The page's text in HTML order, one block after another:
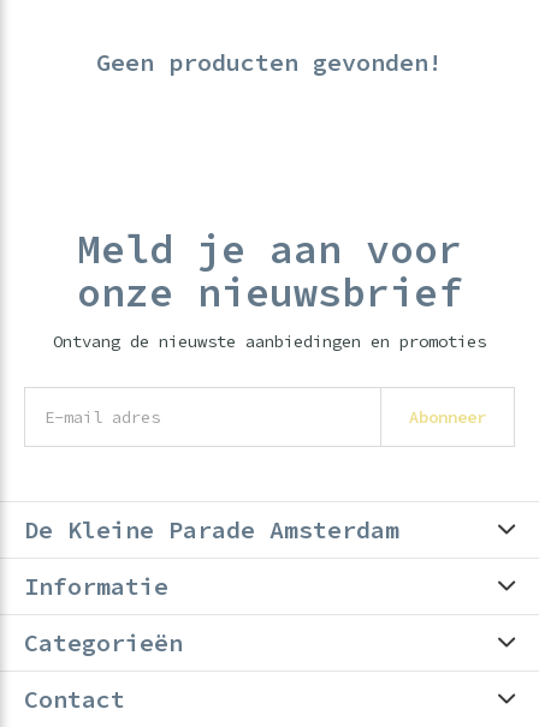
Geen producten gevonden!
Meld je aan voor
onze nieuwsbrief
Ontvang de nieuwste aanbiedingen en promoties
Abonneer
De Kleine Parade Amsterdam
Informatie
Categorieën
Contact